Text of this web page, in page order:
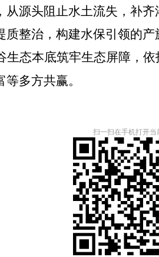
源头阻止水土流失，补
整治，构建水保引领的产
生态本底筑牢生态屏障，
多方共赢。
扫一扫在手机打开当